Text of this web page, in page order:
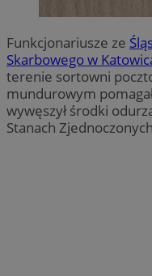
Funkcjonariusze ze
Skarbowego w
terenie sortowni
mundurowym
wywęszył środki
Stanach